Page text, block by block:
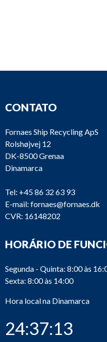
CONTATO
Fornaes Ship Recycling ApS
Rolshøjvej 12
DK-8500 Grenaa
Dinamarca
Tel: +45 86 32 63 93
E-mail: fornaes@fornaes.dk
CVR: 16148202
HORÁRIO DE
Segunda - Quinta: 8:00 às
Sexta: 8:00 às 14:00
Hora local na Dinamarca
24:37:13